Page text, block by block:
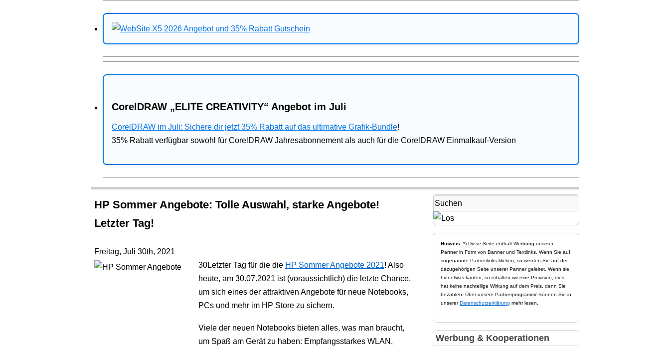
CorelDRAW „ELITE CREATIVITY“ Angebot im Juli
CorelDRAW im Juli: Sichere dir jetzt 35% Rabatt auf das ultimative Grafik-Bundle!
35% Rabatt verfügbar sowohl für CorelDRAW Jahresabonnement als auch für die CorelDRAW Einmalkauf-Version
HP Sommer Angebote: Tolle Auswahl, starke Angebote!
Letzter Tag!
Freitag, Juli 30th, 2021
30Letzter Tag für die die HP Sommer Angebote 2021! Also
heute, am 30.07.2021 ist (voraussichtlich) die letzte Chance,
um sich eines der attraktiven Angebote für neue Notebooks,
PCs und mehr im HP Store zu sichern.
Viele der neuen Notebooks bieten alles, was man braucht,
um Spaß am Gerät zu haben: Empfangsstarkes WLAN,
Hinweis: *) Diese Seite enthält Werbung unserer
Partner in Form von Banner und Textlinks. Wenn Sie auf
sogenannte Partnerlinks klicken, so werden Sie auf der
dazugehörigen Seite unserer Partner geleitet. Wenn sie
hier etwas kaufen, so erhalten wir eine Provision, dies
hat keine nachteilige Wirkung auf dem Preis, denn Sie
bezahlen. Über unsere Partnerprogramme können Sie in
unsererDatenschutzerklärung mehr lesen.
Werbung & Kooperationen